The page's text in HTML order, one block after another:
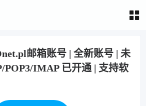
邮箱账号 | 全新账号 | 未
POP3/IMAP 已开通 | 支持软